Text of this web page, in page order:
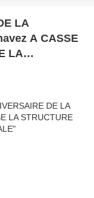
LA
A CASSE
LA